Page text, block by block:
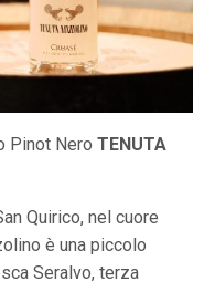
Pinot Nero TENUTA
Quirico, nel cuore
è una piccolo
Seralvo, terza